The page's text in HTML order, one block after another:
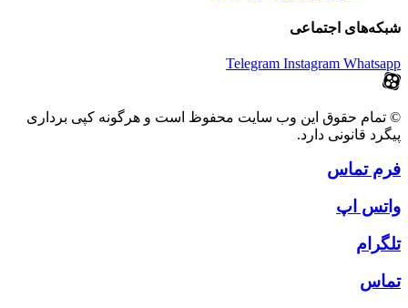
شبکه‌های اجتماعی
Telegram Instagram Whatsapp
© تمام حقوق این وب سایت محفوظ است و هرگونه کپی برداری
پیگرد قانونی دارد.
فرم تماس
واتس اپ
تلگرام
تماس